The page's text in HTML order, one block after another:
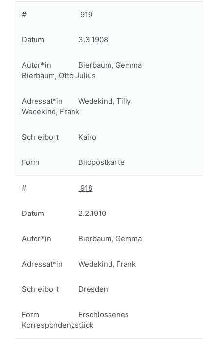
# 919
Datum 3.3.1908
Autor*in
Bierbaum, Gemma
Bierbaum, Otto Julius
Adressat*in
Wedekind, Tilly
Wedekind, Frank
Schreibort Kairo
Form Bildpostkarte
# 918
Datum 2.2.1910
Autor*in Bierbaum, Gemma
Adressat*in Wedekind, Frank
Schreibort Dresden
Form
Erschlossenes
Korrespondenzstück